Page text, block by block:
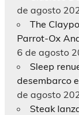
de agosto
The
Parrot-Ox
6 de agosto
Sleep
desembarco
de agosto
Steak